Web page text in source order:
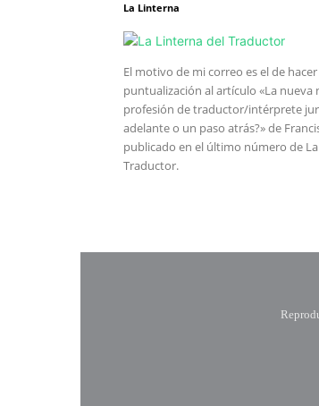
La Linterna
El motivo de mi correo es el de
puntualización al artículo «La nueva
profesión de traductor/intérprete
adelante o un paso atrás?» de
publicado en el último número de
Traductor.